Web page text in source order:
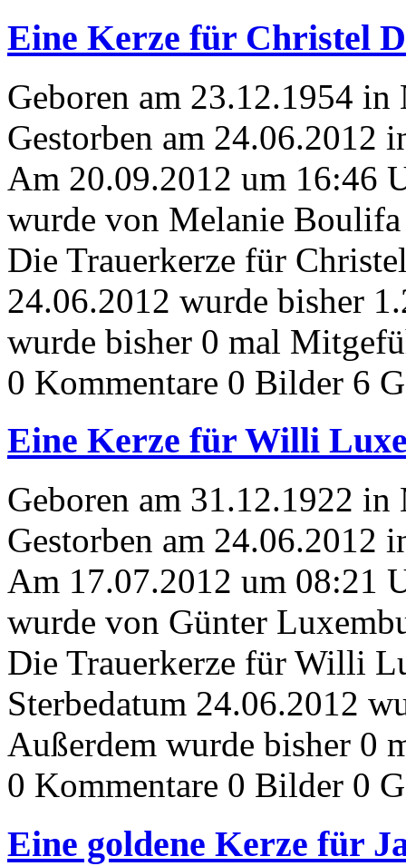
Eine Kerze für Christel
Geboren am 23.12.1954 in
Gestorben am 24.06.2012
Am 20.09.2012 um 16:46
wurde von Melanie Boulifa
Die Trauerkerze für
24.06.2012 wurde bisher
wurde bisher 0 mal
0 Kommentare 0 Bilder 6
Eine Kerze für Willi
Geboren am 31.12.1922 in
Gestorben am 24.06.2012
Am 17.07.2012 um 08:21
wurde von Günter
Die Trauerkerze für Willi
Sterbedatum 24.06.2012
Außerdem wurde bisher 0
0 Kommentare 0 Bilder 0
Eine goldene Kerze für